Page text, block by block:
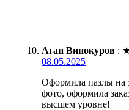
Агап Винокуров :
08.05.2025
Оформила пазлы на
фото, оформила
высшем уровне!